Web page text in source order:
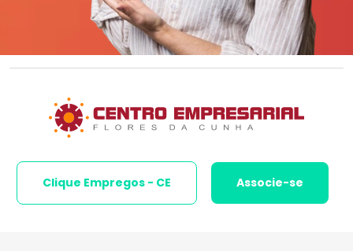
Clique Empregos - CE Associe-se